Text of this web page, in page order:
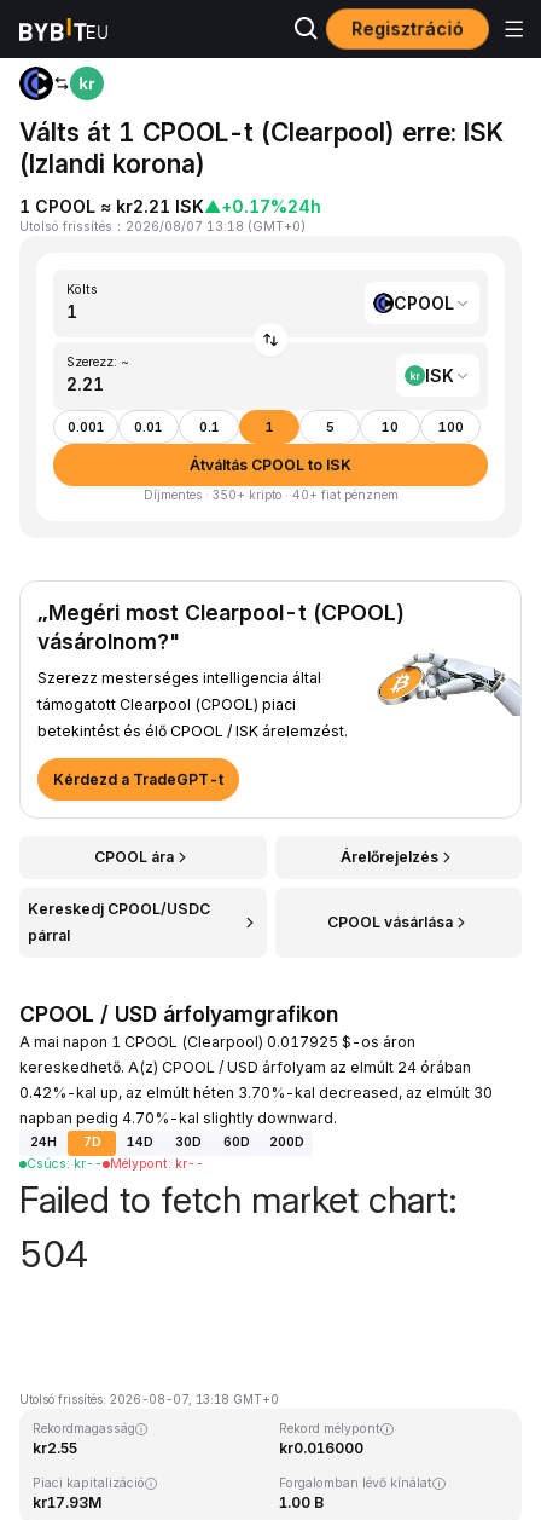
Regisztráció
Kezdőlap CPOOL to ISK
Válts át 1 CPOOL-t (Clearpool) erre: ISK
(Izlandi korona)
1 CPOOL ≈ kr2.21 ISK▲+0.17%24h
Utolsó frissítés ： 2026/08/07 13:18 (GMT+0)
Költs
CPOOL
Szerezz: ~
ISK
0.001 0.01 0.1 1 5 10 100
Átváltás CPOOL to ISK
Díjmentes · 350+ kripto · 40+ fiat pénznem
„Megéri most Clearpool-t (CPOOL)
vásárolnom?"
Szerezz mesterséges intelligencia által
támogatott Clearpool (CPOOL) piaci
betekintést és élő CPOOL / ISK árelemzést.
Kérdezd a TradeGPT-t
CPOOL ára Árelőrejelzés
Kereskedj CPOOL/USDC
párral
CPOOL vásárlása
CPOOL / USD árfolyamgrafikon
A mai napon 1 CPOOL (Clearpool) 0.017925 $-os áron
kereskedhető. A(z) CPOOL / USD árfolyam az elmúlt 24 órában
0.42%-kal up, az elmúlt héten 3.70%-kal decreased, az elmúlt 30
napban pedig 4.70%-kal slightly downward.
24H 7D 14D 30D 60D
200D
Csúcs: kr-- Mélypont: kr--
Failed to fetch market chart:
504
Utolsó frissítés: 2026-08-07, 13:18 GMT+0
Rekordmagasság
kr2.55
Rekord mélypont
kr0.016000
Piaci kapitalizáció
kr17.93M
Forgalomban lévő kínálat
1.00 B